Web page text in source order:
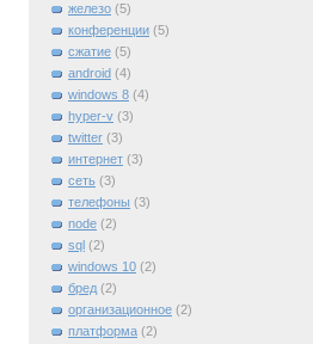
железо (5)
конференции (5)
сжатие (5)
android (4)
windows 8 (4)
hyper-v (3)
twitter (3)
интернет (3)
сеть (3)
телефоны (3)
node (2)
sql (2)
windows 10 (2)
бред (2)
организационное (2)
платформа (2)